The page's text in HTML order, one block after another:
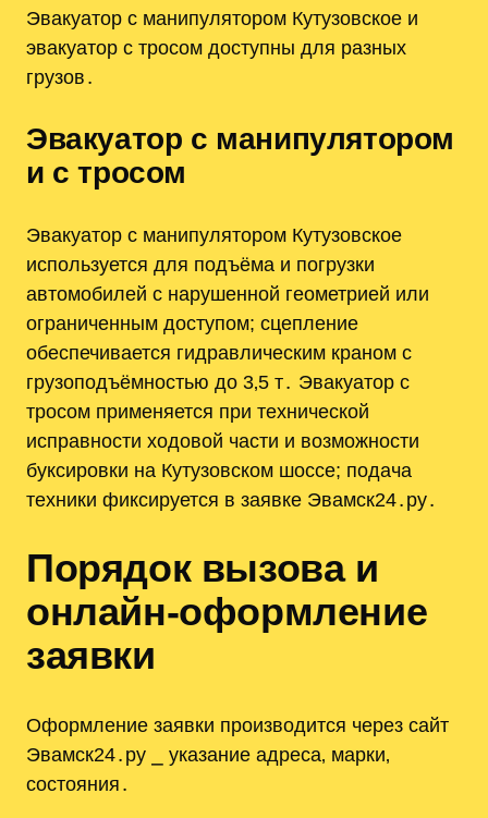
Эвакуатор с манипулятором Кутузовское и
эвакуатор с тросом доступны для разных
грузов․
Эвакуатор с манипулятором
и с тросом
Эвакуатор с манипулятором Кутузовское
используется для подъёма и погрузки
автомобилей с нарушенной геометрией или
ограниченным доступом; сцепление
обеспечивается гидравлическим краном с
грузоподъёмностью до 3‚5 т․ Эвакуатор с
тросом применяется при технической
исправности ходовой части и возможности
буксировки на Кутузовском шоссе; подача
техники фиксируется в заявке Эвамск24․ру․
Порядок вызова и
онлайн-оформление
заявки
Оформление заявки производится через сайт
Эвамск24․ру ⎯ указание адреса‚ марки‚
состояния․